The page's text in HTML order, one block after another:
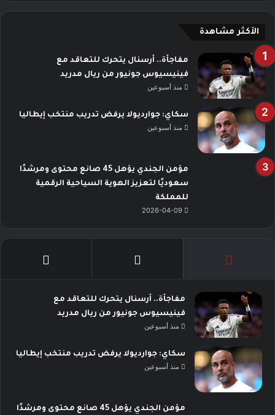
الأكثر مشاهدة
مفاجأة.. أرسنال يتحرك للتعاقد مع
فينيسيوس جونيور من ريال مدريد
منذ أسبوعين
سكاي: جوارديولا يرفض تدريب منتخب إيطاليا
منذ أسبوعين
مؤمن الجندي يؤهل 45 صانع محتوى ومرشدًا
سعوديًا لتعزيز الهوية السياحية الرقمية
للمملكة
2026-04-09
مفاجأة.. أرسنال يتحرك للتعاقد مع
فينيسيوس جونيور من ريال مدريد
منذ أسبوعين
سكاي: جوارديولا يرفض تدريب منتخب إيطاليا
منذ أسبوعين
مؤمن الجندي يؤهل 45 صانع محتوى ومرشدًا